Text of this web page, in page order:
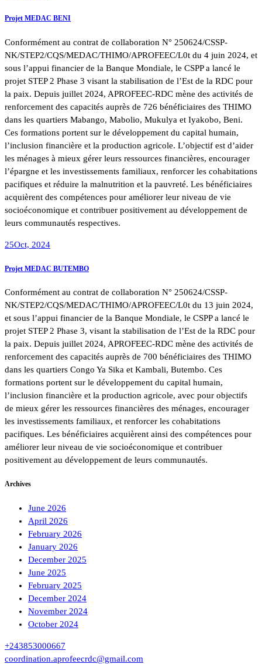
Projet MEDAC BENI
Conformément au contrat de collaboration N° 250624/CSSP-
NK/STEP2/CQS/MEDAC/THIMO/APROFEEC/L0t du 4 juin 2024, et
sous l’appui financier de la Banque Mondiale, le CSPP a lancé le
projet STEP 2 Phase 3 visant la stabilisation de l’Est de la RDC pour
la paix. Depuis juillet 2024, APROFEEC-RDC mène des activités de
renforcement des capacités auprès de 726 bénéficiaires des THIMO
dans les quartiers Mabango, Mabolio, Mukulya et Iyakobo, Beni.
Ces formations portent sur le développement du capital humain,
l’inclusion financière et la production agricole. L’objectif est d’aider
les ménages à mieux gérer leurs ressources financières, encourager
l’épargne et les investissements familiaux, renforcer les cohabitations
pacifiques et réduire la malnutrition et la pauvreté. Les bénéficiaires
acquièrent des compétences pour améliorer leur niveau de vie
socioéconomique et contribuer positivement au développement de
leurs communautés respectives.
25Oct, 2024
Projet MEDAC BUTEMBO
Conformément au contrat de collaboration N° 250624/CSSP-
NK/STEP2/CQS/MEDAC/THIMO/APROFEEC/L0t du 13 juin 2024,
et sous l’appui financier de la Banque Mondiale, le CSPP a lancé le
projet STEP 2 Phase 3, visant la stabilisation de l’Est de la RDC pour
la paix. Depuis juillet 2024, APROFEEC-RDC mène des activités de
renforcement des capacités auprès de 700 bénéficiaires des THIMO
dans les quartiers Congo Ya Sika et Kambali, Butembo. Ces
formations portent sur le développement du capital humain,
l’inclusion financière et la production agricole, avec pour objectifs
de mieux gérer les ressources financières des ménages, encourager
les investissements familiaux, et renforcer les cohabitations
pacifiques. Les bénéficiaires acquièrent ainsi des compétences pour
améliorer leur niveau de vie socioéconomique et contribuer
positivement au développement de leurs communautés.
Archives
June 2026
April 2026
February 2026
January 2026
December 2025
June 2025
February 2025
December 2024
November 2024
October 2024
+243853000667
coordination.aprofeecrdc@gmail.com